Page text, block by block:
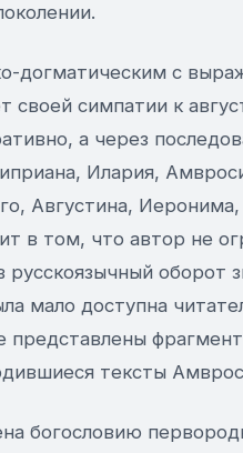
догматическим с
своей симпатии к
а через
Илария,
Августина,
в том, что автор не
оборот
мало доступна
представлены
тексты
богословию